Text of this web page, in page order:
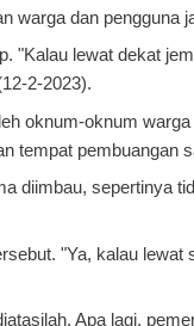
warga dan pengguna
"Kalau lewat dekat
2-2023).
oknum-oknum
tempat pembuangan
diimbau, sepertinya
"Ya, kalau lewat
Apa lagi,